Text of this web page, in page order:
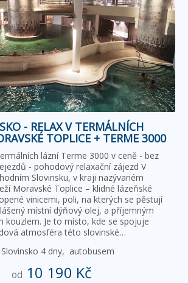
- RELAX V TERMÁLNÍCH
TOPLICE + TERME 3000
lázní Terme 3000 v ceně - bez
- pohodový relaxační zájezd V
Slovinsku, v kraji nazývaném
Moravské Toplice – klidné lázeňské
vinicemi, poli, na kterých se pěstují
místní dýňový olej, a příjemným
kouzlem. Je to místo, kde se spojuje
atmosféra této slovinské…
Slovinsko 4 dny, autobusem
od 10 190 Kč